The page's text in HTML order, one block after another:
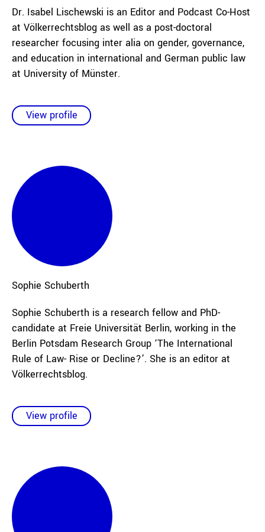
Dr. Isabel Lischewski is an Editor and Podcast Co-Host
at Völkerrechtsblog as well as a post-doctoral
researcher focusing inter alia on gender, governance,
and education in international and German public law
at University of Münster.
View profile
Sophie Schuberth
Sophie Schuberth is a research fellow and PhD-
candidate at Freie Universität Berlin, working in the
Berlin Potsdam Research Group ‘The International
Rule of Law- Rise or Decline?’. She is an editor at
Völkerrechtsblog.
View profile